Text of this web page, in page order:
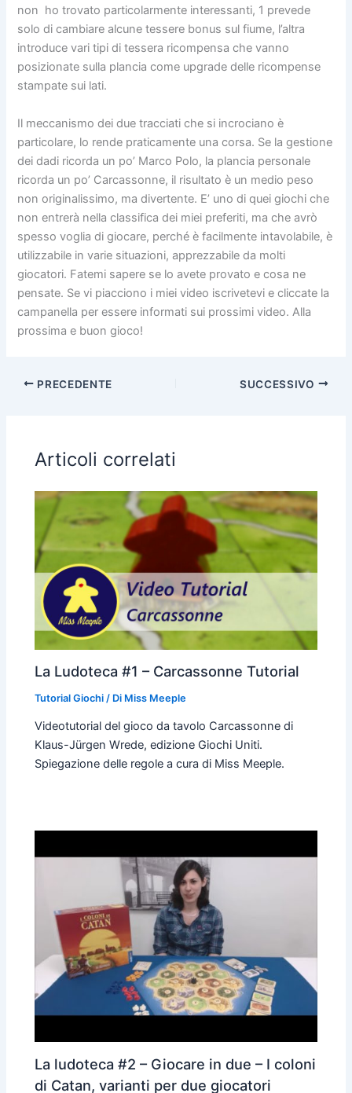
non ho trovato particolarmente interessanti, 1 prevede
solo di cambiare alcune tessere bonus sul fiume, l’altra
introduce vari tipi di tessera ricompensa che vanno
posizionate sulla plancia come upgrade delle ricompense
stampate sui lati.
Il meccanismo dei due tracciati che si incrociano è
particolare, lo rende praticamente una corsa. Se la gestione
dei dadi ricorda un po’ Marco Polo, la plancia personale
ricorda un po’ Carcassonne, il risultato è un medio peso
non originalissimo, ma divertente. E’ uno di quei giochi che
non entrerà nella classifica dei miei preferiti, ma che avrò
spesso voglia di giocare, perché è facilmente intavolabile, è
utilizzabile in varie situazioni, apprezzabile da molti
giocatori. Fatemi sapere se lo avete provato e cosa ne
pensate. Se vi piacciono i miei video iscrivetevi e cliccate la
campanella per essere informati sui prossimi video. Alla
prossima e buon gioco!
PRECEDENTE SUCCESSIVO
Articoli correlati
La Ludoteca #1 – Carcassonne Tutorial
Tutorial Giochi / Di Miss Meeple
Videotutorial del gioco da tavolo Carcassonne di
Klaus-Jürgen Wrede, edizione Giochi Uniti.
Spiegazione delle regole a cura di Miss Meeple.
La ludoteca #2 – Giocare in due – I coloni
di Catan, varianti per due giocatori